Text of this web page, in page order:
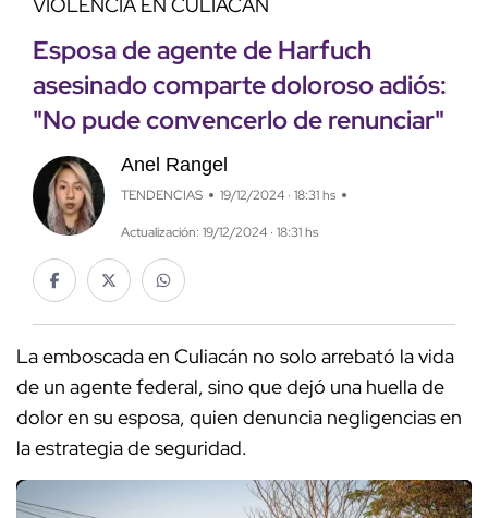
Esposa de agente de Harfuch
asesinado comparte doloroso adiós:
"No pude convencerlo de renunciar"
Anel Rangel
TENDENCIAS 19/12/2024 · 18:31 hs
Actualización: 19/12/2024 · 18:31 hs
La emboscada en Culiacán no solo arrebató la vida
de un agente federal, sino que dejó una huella de
dolor en su esposa, quien denuncia negligencias en
la estrategia de seguridad.